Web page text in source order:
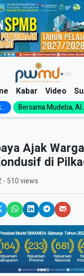
Kabar Video
Bersama Mudeba,
Ajak
di
- 510 views